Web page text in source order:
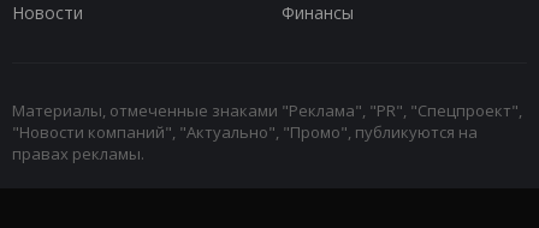
Новости
Финансы
Материалы, отмеченные знаками "Реклама", "PR", "Спецпроект",
"Новости компаний", "Актуально", "Промо", публикуются на
правах рекламы.